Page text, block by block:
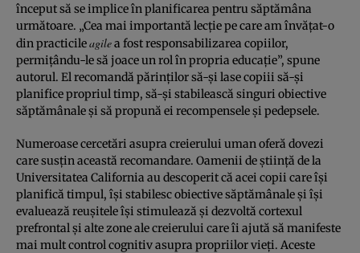
început să se implice în planificarea pentru săptămâna
următoare. „Cea mai importantă lecţie pe care am învăţat-o
din practicileagilea fost responsabilizarea copiilor,
permiţându-le să joace un rol în propria educaţie”, spune
autorul. El recomandă părinţilor să-şi lase copiii să-şi
planifice propriul timp, să-şi stabilească singuri obiective
săptămânale şi să propună ei recompensele şi pedepsele.
Numeroase cercetări asupra creierului uman oferă dovezi
care susţin această recomandare. Oamenii de ştiinţă de la
Universitatea California au descoperit că acei copii care îşi
planifică timpul, îşi stabilesc obiective săptămânale şi îşi
evaluează reuşitele îşi stimulează şi dezvoltă cortexul
prefrontal şi alte zone ale creierului care îi ajută să manifeste
mai mult control cognitiv asupra propriilor vieţi. Aceste